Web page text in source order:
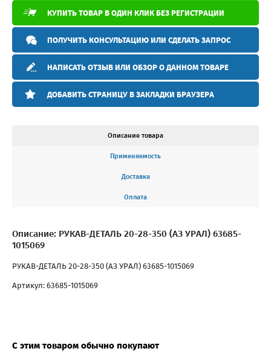
КУПИТЬ ТОВАР В ОДИН КЛИК БЕЗ РЕГИСТРАЦИИ
ПОЛУЧИТЬ КОНСУЛЬТАЦИЮ ИЛИ СДЕЛАТЬ ЗАПРОС
НАПИСАТЬ ОТЗЫВ ИЛИ ОБЗОР О ДАННОМ ТОВАРЕ
ДОБАВИТЬ СТРАНИЦУ В ЗАКЛАДКИ БРАУЗЕРА
Описание товара
Применяемость
Доставка
Оплата
Описание: РУКАВ-ДЕТАЛЬ 20-28-350 (АЗ УРАЛ) 63685-
1015069
РУКАВ-ДЕТАЛЬ 20-28-350 (АЗ УРАЛ) 63685-1015069
Артикул: 63685-1015069
С этим товаром обычно покупают